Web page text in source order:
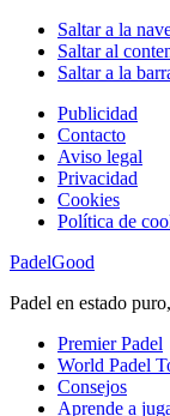
Saltar a la
Saltar al
Saltar a la
Publicidad
Contacto
Aviso legal
Privacidad
Cookies
Política de
PadelGood
Padel en estado
Premier Padel
World Padel
Consejos
Aprende a